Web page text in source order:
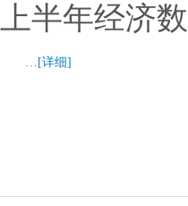
上半年经济
… [详细]